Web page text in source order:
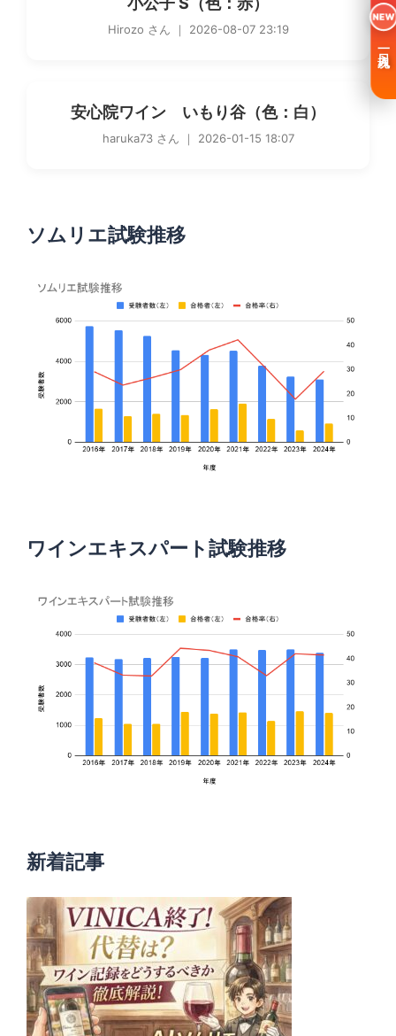
Hirozo さん ｜ 2026-08-07 23:19
安心院ワイン いもり谷（色：白）
haruka73 さん ｜ 2026-01-15 18:07
ソムリエ試験推移
ワインエキスパート試験推移
新着記事
NEW